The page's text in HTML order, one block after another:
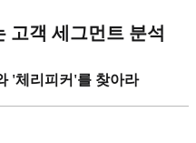
고객 세그먼트 분석
'체리피커'를 찾아라